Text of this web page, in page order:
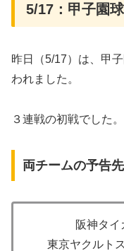
5/17：甲子園
昨日（5/17）は、甲
われました。
３連戦の初戦でした
両チームの予告
阪神タ
東京ヤクルト